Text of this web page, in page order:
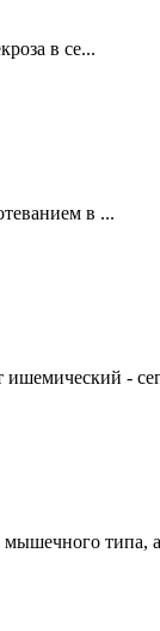
в се...
в ...
-
типа, а